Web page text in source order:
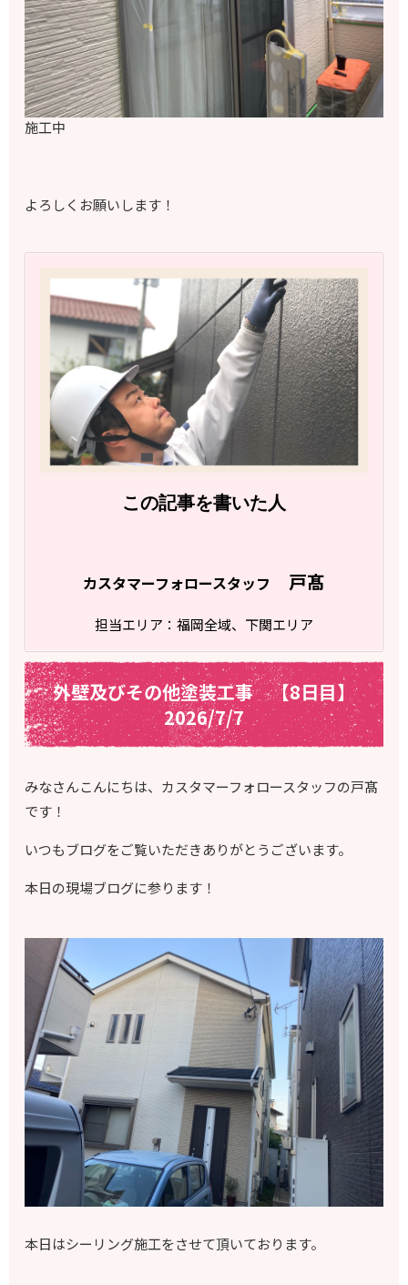
施工中
よろしくお願いします！
この記事を書いた人
カスタマーフォロースタッフ 戸髙
担当エリア：福岡全域、下関エリア
外壁及びその他塗装工事 【8日目】
2026/7/7
みなさんこんにちは、カスタマーフォロースタッフの戸髙
です！
いつもブログをご覧いただきありがとうございます。
本日の現場ブログに参ります！
本日はシーリング施工をさせて頂いております。